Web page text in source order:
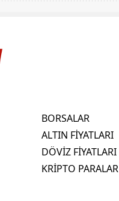
BORSALAR
ALTIN FİYATLARI
DÖVİZ FİYATLARI
KRİPTO PARALAR